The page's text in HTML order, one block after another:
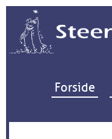
Forside
Søg